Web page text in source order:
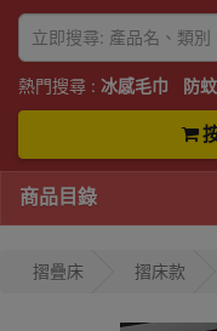
熱門搜尋 : 冰感毛巾 防
商品目錄
摺疊床 摺床款